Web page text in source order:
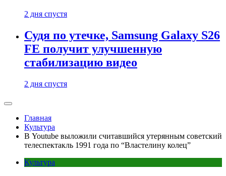
2 дня спустя
Судя по утечке, Samsung Galaxy S26
FE получит улучшенную
стабилизацию видео
2 дня спустя
Главная
Культура
В Youtube выложили считавшийся утерянным советский
телеспектакль 1991 года по “Властелину колец”
Культура